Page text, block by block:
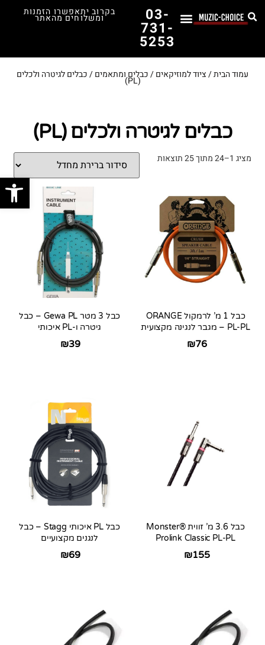
03-
731-
5253
בקרוב יתאפשרו הזמנות
ומשלוחים מהאתר
עמוד הבית/ציוד למוזיקאים/כבלים ומתאמים/ כבלים לגיטרה ולכלים
(PL)
כבלים לגיטרה ולכלים (PL)
מציג 1–24 מתוך 25 תוצאות
כבל 1 מ’ לרמקול ORANGE
PL-PL – מגבר לנגינה מקצועית
₪76
כבל 3 מטר Gewa PL – כבל
גיטרה ו-PL איכותי
₪39
כבל 3.6 מ’ זווית Monster®
Prolink Classic PL-PL
₪155
כבל PL איכותי Stagg – כבל
לנגנים מקצועיים
₪69
פתח